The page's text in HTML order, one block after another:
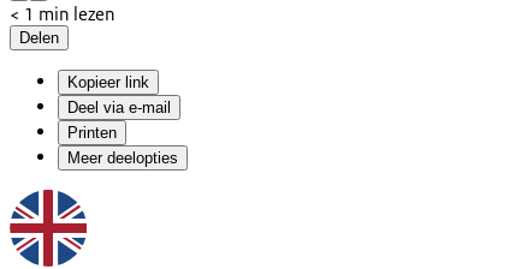
< 1 min lezen
Delen
Kopieer link
Deel via e-mail
Printen
Meer deelopties